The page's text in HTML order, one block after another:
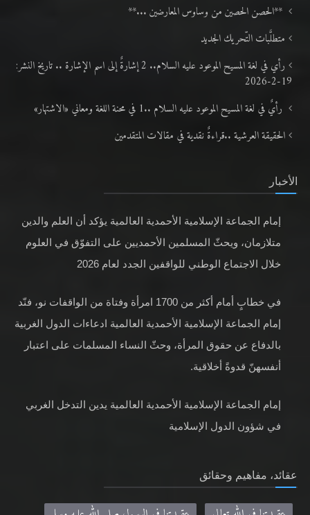
**الحصن الحصين من وساوس المعارضين ...**
متطلَّبات التّحريك الجديد
رأي في لغة المسيح الموعود عليه السلام.. 2 إشارةٌ إلى اسم الإشارة .. تاريخ النشر:
19-2-2026
رأيٌ في لغة المسيح الموعود عليه السلام ..1 في محنة اللغة ومعاني «الاشتهار»
الحقيقة العرشية ..قراءةٌ نقدية في مقالات المتقدمين
الأخبار
إمام الجماعة الإسلامية الأحمدية العالمية يؤكد أن العلم والدين
متلازمان، ويحثّ المسلمين الأحمديين على التفوّق في العلوم
خلال الاجتماع الوطني للواقفين الجدد لعام 2026
في خطابٍ أمام أكثر من 1700 امرأة وفتاة من الواقفات نو، فنّد
إمام الجماعة الإسلامية الأحمدية العالمية ادعاءات الدول الغربية
بالدفاع عن حقوق المرأة، وحثّ النساء المسلمات على اعتبار
أنفسهنّ قدوةً أخلاقية.
إمام الجماعة الإسلامية الأحمدية العالمية يدين التدخل الغربي
في شؤون الدول الإسلامية
عقائد، مفاهيم وحقائق